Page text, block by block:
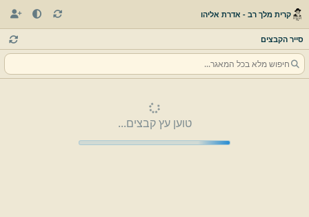
קרית מלך רב - אדרת אליהו
סייר הקבצים
טוען עץ קבצים...